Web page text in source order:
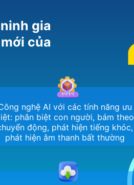
gia
của
nghệ AI với các tính năng ưu
phân biệt con người, bám theo
động, phát hiện tiếng khóc,
phát hiện âm thanh bất thường